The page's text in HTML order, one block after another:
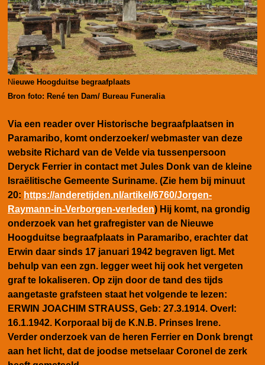
Nieuwe Hoogduitse begraafplaats
Bron foto: René ten Dam/ Bureau Funeralia
Via een reader over Historische begraafplaatsen in
Paramaribo, komt onderzoeker/ webmaster van deze
website Richard van de Velde via tussenpersoon
Deryck Ferrier in contact met Jules Donk van de kleine
Israëlitische Gemeente Suriname. (Zie hem bij minuut
20: https://anderetijden.nl/artikel/6760/Jorgen-
Raymann-in-Verborgen-verleden) Hij komt, na grondig
onderzoek van het grafregister van de Nieuwe
Hoogduitse begraafplaats in Paramaribo, erachter dat
Erwin daar sinds 17 januari 1942 begraven ligt. Met
behulp van een zgn. legger weet hij ook het vergeten
graf te lokaliseren. Op zijn door de tand des tijds
aangetaste grafsteen staat het volgende te lezen:
ERWIN JOACHIM STRAUSS, Geb: 27.3.1914. Overl:
16.1.1942. Korporaal bij de K.N.B. Prinses Irene.
Verder onderzoek van de heren Ferrier en Donk brengt
aan het licht, dat de joodse metselaar Coronel de zerk